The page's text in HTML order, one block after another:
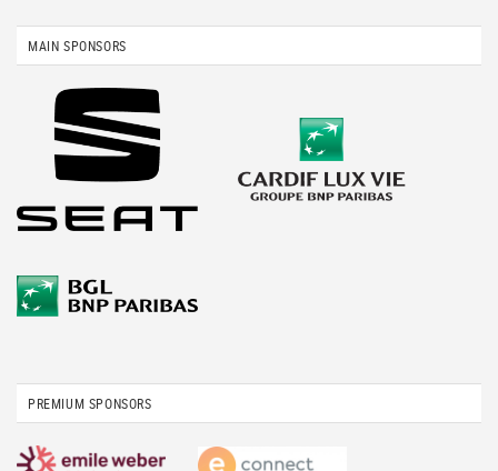
MAIN SPONSORS
PREMIUM SPONSORS